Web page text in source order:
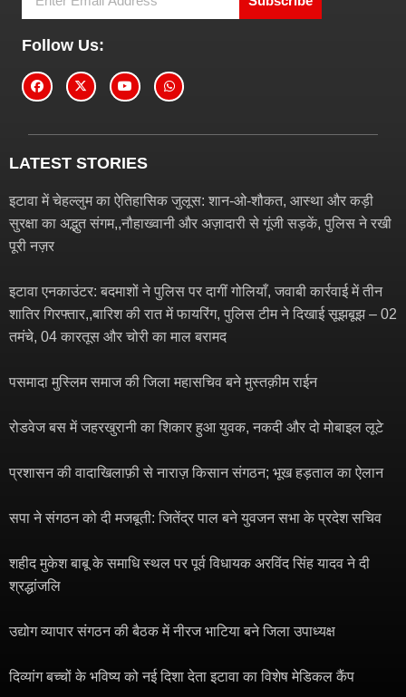
Follow Us:
LATEST STORIES
इटावा में चेहल्लुम का ऐतिहासिक जुलूस: शान-ओ-शौकत, आस्था और कड़ी
सुरक्षा का अद्भुत संगम,,नौहाख्वानी और अज़ादारी से गूंजी सड़कें, पुलिस ने रखी
पूरी नज़र
इटावा एनकाउंटर: बदमाशों ने पुलिस पर दागीं गोलियाँ, जवाबी कार्रवाई में तीन
शातिर गिरफ्तार,,बारिश की रात में फायरिंग, पुलिस टीम ने दिखाई सूझबूझ – 02
तमंचे, 04 कारतूस और चोरी का माल बरामद
पसमादा मुस्लिम समाज की जिला महासचिव बने मुस्तक़ीम राईन
रोडवेज बस में जहरखुरानी का शिकार हुआ युवक, नकदी और दो मोबाइल लूटे
प्रशासन की वादाखिलाफ़ी से नाराज़ किसान संगठन; भूख हड़ताल का ऐलान
सपा ने संगठन को दी मजबूती: जितेंद्र पाल बने युवजन सभा के प्रदेश सचिव
शहीद मुकेश बाबू के समाधि स्थल पर पूर्व विधायक अरविंद सिंह यादव ने दी
श्रद्धांजलि
उद्योग व्यापार संगठन की बैठक में नीरज भाटिया बने जिला उपाध्यक्ष
दिव्यांग बच्चों के भविष्य को नई दिशा देता इटावा का विशेष मेडिकल कैंप